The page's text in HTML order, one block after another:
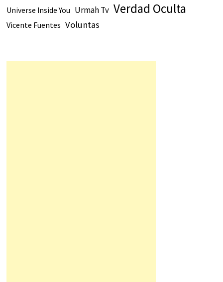
Universe Inside You Urmah Tv Verdad Oculta
Vicente Fuentes Voluntas